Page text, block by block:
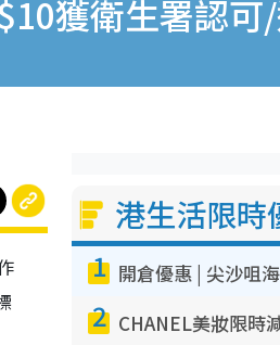
獲衛生署認可
港生活限時
1
2